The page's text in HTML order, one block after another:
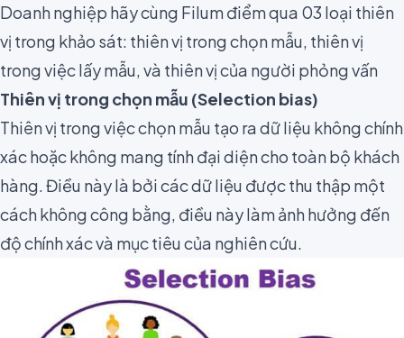
Doanh nghiệp hãy cùng Filum điểm qua 03 loại thiên
vị trong khảo sát: thiên vị trong chọn mẫu, thiên vị
trong việc lấy mẫu, và thiên vị của người phỏng vấn
Thiên vị trong chọn mẫu (Selection bias)
Thiên vị trong việc chọn mẫu tạo ra dữ liệu không chính
xác hoặc không mang tính đại diện cho toàn bộ khách
hàng. Điều này là bởi các dữ liệu được thu thập một
cách không công bằng, điều này làm ảnh hưởng đến
độ chính xác và mục tiêu của nghiên cứu.